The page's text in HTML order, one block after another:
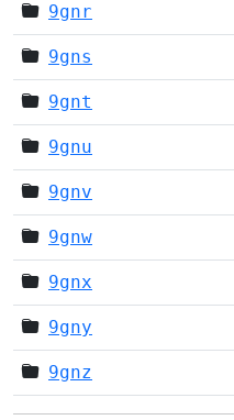
9gnr
9gns
9gnt
9gnu
9gnv
9gnw
9gnx
9gny
9gnz